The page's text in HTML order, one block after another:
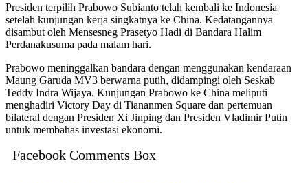
Presiden terpilih Prabowo Subianto telah kembali ke Indonesia
setelah kunjungan kerja singkatnya ke China. Kedatangannya
disambut oleh Mensesneg Prasetyo Hadi di Bandara Halim
Perdanakusuma pada malam hari.
Prabowo meninggalkan bandara dengan menggunakan kendaraan
Maung Garuda MV3 berwarna putih, didampingi oleh Seskab
Teddy Indra Wijaya. Kunjungan Prabowo ke China meliputi
menghadiri Victory Day di Tiananmen Square dan pertemuan
bilateral dengan Presiden Xi Jinping dan Presiden Vladimir Putin
untuk membahas investasi ekonomi.
Facebook Comments Box